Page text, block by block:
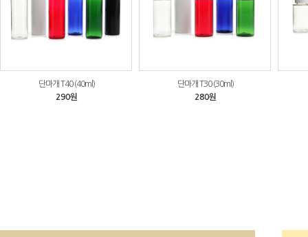
단마개 T40 (40ml)
290원
단마개 T30 (30ml)
280원